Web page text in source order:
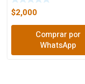
$2,000
Comprar por
WhatsApp